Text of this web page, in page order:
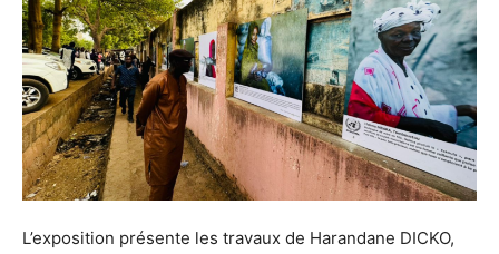
L’exposition présente les travaux de Harandane DICKO,